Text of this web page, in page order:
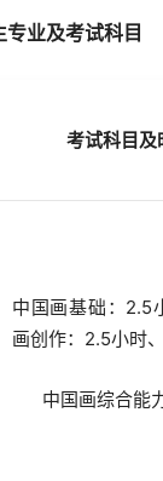
专业及考试科目
考试科目及
中国画基础：2.5
画创作：2.5小时、
中国画综合能